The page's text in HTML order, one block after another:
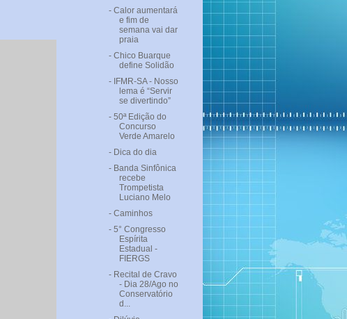
- Calor aumentará
e fim de
semana vai dar
praia
- Chico Buarque
define Solidão
- IFMR-SA - Nosso
lema é “Servir
se divertindo”
- 50ª Edição do
Concurso
Verde Amarelo
- Dica do dia
- Banda Sinfônica
recebe
Trompetista
Luciano Melo
- Caminhos
- 5° Congresso
Espírita
Estadual -
FIERGS
- Recital de Cravo
- Dia 28/Ago no
Conservatório
d...